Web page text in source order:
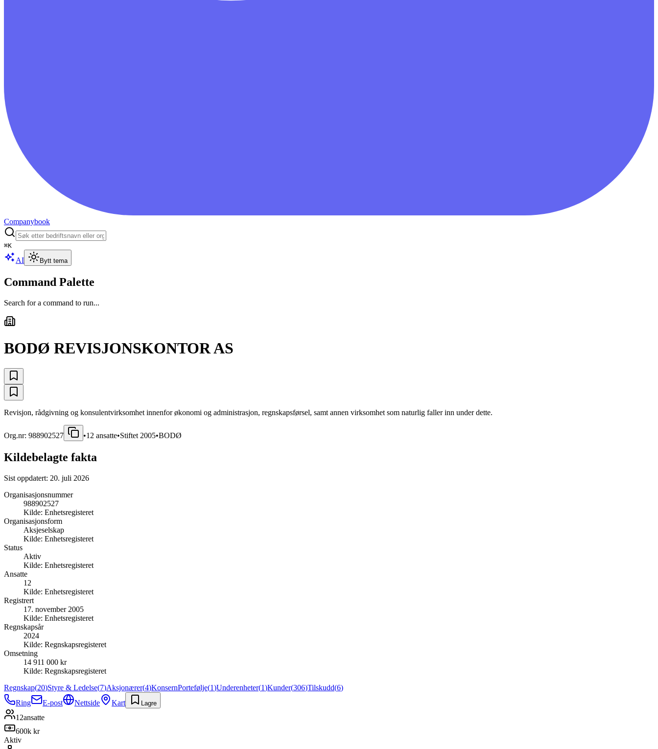
Companybook
⌘K
AI Bytt tema
Command Palette
Search for a command to run...
BODØ REVISJONSKONTOR AS
Revisjon, rådgivning og konsulentvirksomhet innenfor økonomi og administrasjon, regnskapsførsel, samt annen virksomhet som naturlig faller inn under dette.
Org.nr: 988902527 •12 ansatte•Stiftet 2005•BODØ
Kildebelagte fakta
Sist oppdatert: 20. juli 2026
Organisasjonsnummer
988902527
Kilde: Enhetsregisteret
Organisasjonsform
Aksjeselskap
Kilde: Enhetsregisteret
Status
Aktiv
Kilde: Enhetsregisteret
Ansatte
12
Kilde: Enhetsregisteret
Registrert
17. november 2005
Kilde: Enhetsregisteret
Regnskapsår
2024
Kilde: Regnskapsregisteret
Omsetning
14 911 000 kr
Kilde: Regnskapsregisteret
Regnskap(20)Styre & Ledelse(7)Aksjonærer(4)KonsernPortefølje(1)Underenheter(1)Kunder(306)Tilskudd(6)
Ring
E-post Nettside Kart Lagre
12ansatte
600k kr
Aktiv